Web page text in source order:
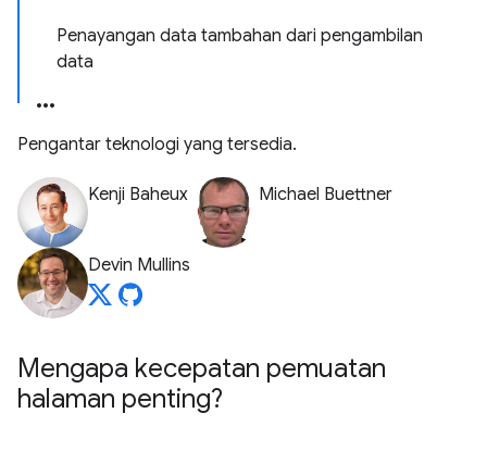
Penayangan data tambahan dari pengambilan
data
Pengantar teknologi yang tersedia.
Kenji Baheux Michael Buettner
Devin Mullins
Mengapa kecepatan pemuatan
halaman penting?